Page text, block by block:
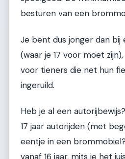
besturen van een
Je bent dus jonger dan bij
(waar je 17 voor moet
voor tieners die net hun
ingeruild.
Heb je al een
17 jaar autorijden (met
eentje in een
vanaf 16 jaar, mits je het